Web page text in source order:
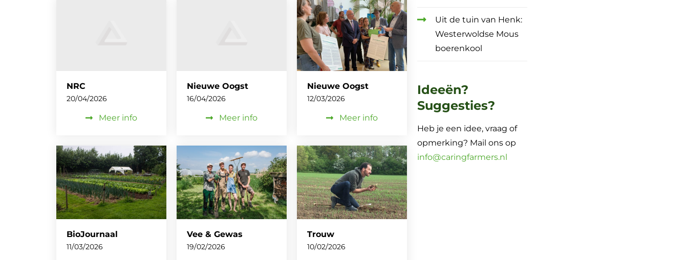
NRC
20/04/2026
Meer info
Nieuwe Oogst
16/04/2026
Meer info
Nieuwe Oogst
12/03/2026
Meer info
BioJournaal
11/03/2026
Vee & Gewas
19/02/2026
Trouw
10/02/2026
Uit de tuin van Henk:
Westerwoldse Mous
boerenkool
Ideeën?
Suggesties?
Heb je een idee, vraag of
opmerking? Mail ons op
info@caringfarmers.nl